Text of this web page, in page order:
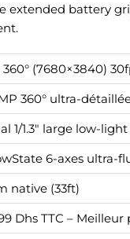
extended battery
(7680×3840)
360° ultra-
1/1.3″ large low-light
6-axes ultra-
native (33ft)
Dhs TTC – Meilleur